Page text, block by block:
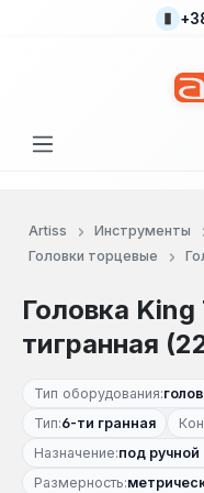
Перейти к
Artiss Инструменты
Головки торцевые
Головка
тигранная
Тип оборудования:
Тип:6-ти гранная
Назначение:под
Размерность: